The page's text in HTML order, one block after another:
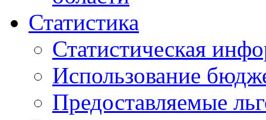
Статистика
Статистическая
Использование
Предоставляемые